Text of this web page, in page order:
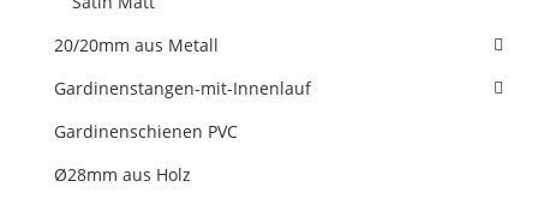
20/20mm aus Metall
Gardinenstangen-mit-Innenlauf
Gardinenschienen PVC
Ø28mm aus Holz